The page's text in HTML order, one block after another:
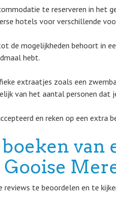
te reserveren in het
hotels voor verschillende
de mogelijkheden behoort in
hebt.
extraatjes zoals een
van het aantal personen dat
en reken op een
van
reviews te beoordelen en te